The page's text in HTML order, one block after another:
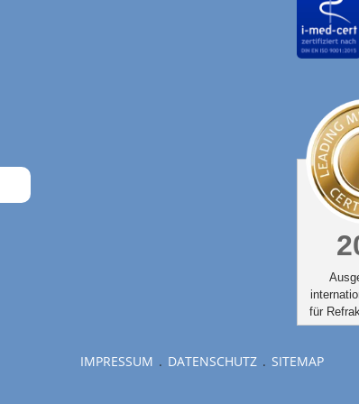
für
IMPRESSUM DATENSCHUTZ SITEMAP